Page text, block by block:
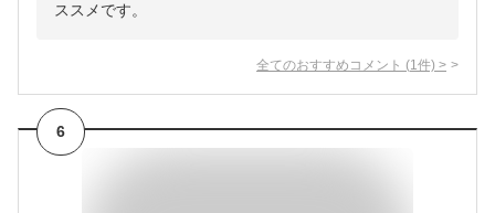
ススメです。
全てのおすすめコメント (1 件) >
6